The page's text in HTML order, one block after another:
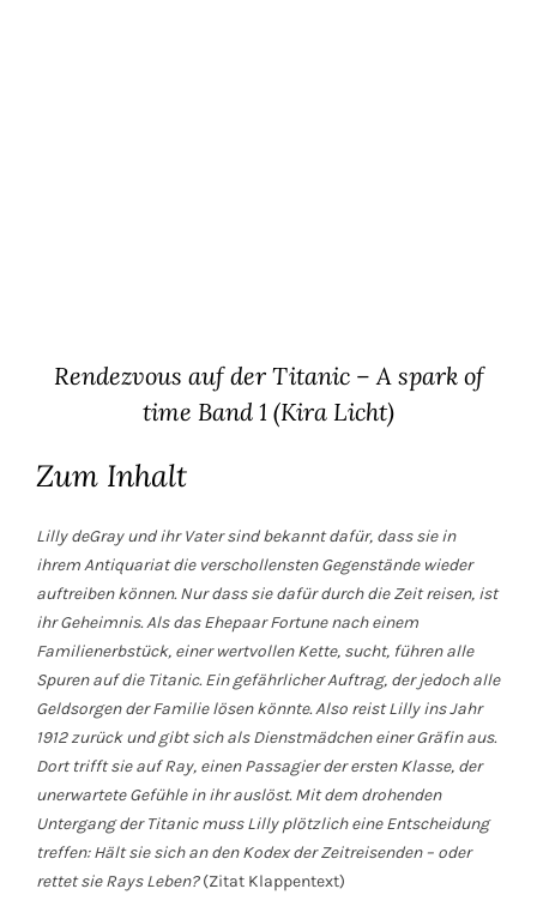
Rendezvous auf der Titanic – A spark of
time Band 1 (Kira Licht)
Zum Inhalt
Lilly deGray und ihr Vater sind bekannt dafür, dass sie in
ihrem Antiquariat die verschollensten Gegenstände wieder
auftreiben können. Nur dass sie dafür durch die Zeit reisen, ist
ihr Geheimnis. Als das Ehepaar Fortune nach einem
Familienerbstück, einer wertvollen Kette, sucht, führen alle
Spuren auf die Titanic. Ein gefährlicher Auftrag, der jedoch alle
Geldsorgen der Familie lösen könnte. Also reist Lilly ins Jahr
1912 zurück und gibt sich als Dienstmädchen einer Gräfin aus.
Dort trifft sie auf Ray, einen Passagier der ersten Klasse, der
unerwartete Gefühle in ihr auslöst. Mit dem drohenden
Untergang der Titanic muss Lilly plötzlich eine Entscheidung
treffen: Hält sie sich an den Kodex der Zeitreisenden – oder
rettet sie Rays Leben?(Zitat Klappentext)